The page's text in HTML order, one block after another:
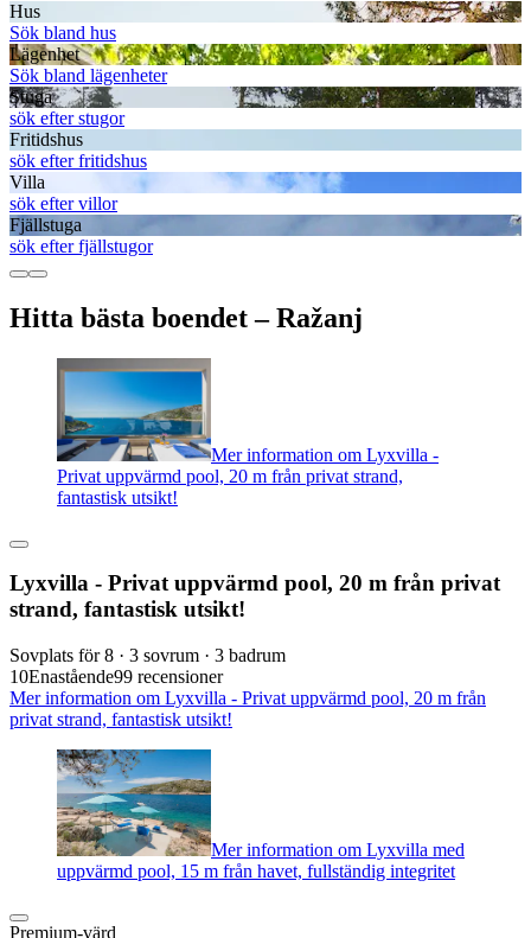
Hus
Sök bland hus
Lägenhet
Sök bland lägenheter
Stuga
sök efter stugor
Fritidshus
sök efter fritidshus
Villa
sök efter villor
Fjällstuga
sök efter fjällstugor
Hitta bästa boendet – Ražanj
Mer information om Lyxvilla -
Privat uppvärmd pool, 20 m från privat strand,
fantastisk utsikt!
Lyxvilla - Privat uppvärmd pool, 20 m från privat
strand, fantastisk utsikt!
Sovplats för 8 · 3 sovrum · 3 badrum
10Enastående99 recensioner
Mer information om Lyxvilla - Privat uppvärmd pool, 20 m från
privat strand, fantastisk utsikt!
Mer information om Lyxvilla med
uppvärmd pool, 15 m från havet, fullständig integritet
Premium-värd